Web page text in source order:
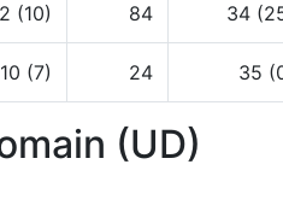
(10) 84 34
10 (7) 24 35
(UD)